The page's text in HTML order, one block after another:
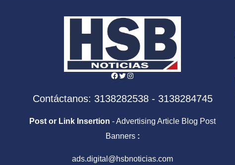
Facebook
Twitter
Instagram
Contáctanos: 3138282538 - 3138284745
Post or Link Insertion - Advertising Article Blog Post
Banners :
ads.digital@hsbnoticias.com